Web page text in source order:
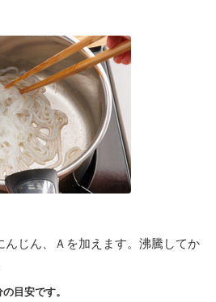
んじん、Ａを加えます。沸騰してか
目安です。